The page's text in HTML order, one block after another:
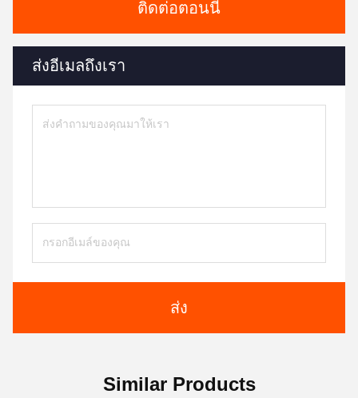
ติดต่อตอนนี้
ส่งอีเมลถึงเรา
ส่ง
Similar Products